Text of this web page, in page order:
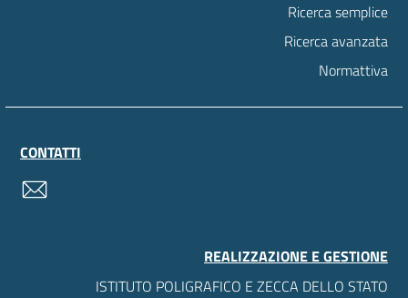
Ricerca semplice
Ricerca avanzata
Normattiva
CONTATTI
REALIZZAZIONE E GESTIONE
ISTITUTO POLIGRAFICO E ZECCA DELLO STATO